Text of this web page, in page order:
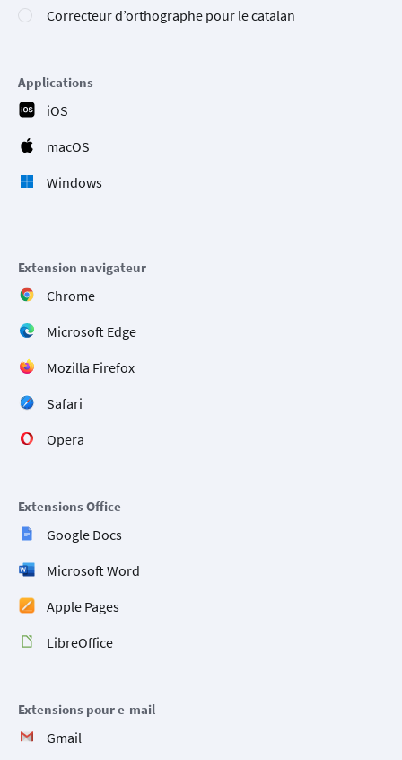
Correcteur d’orthographe pour le catalan
Applications
iOS
macOS
Windows
Extension navigateur
Chrome
Microsoft Edge
Mozilla Firefox
Safari
Opera
Extensions Office
Google Docs
Microsoft Word
Apple Pages
LibreOffice
Extensions pour e-mail
Gmail